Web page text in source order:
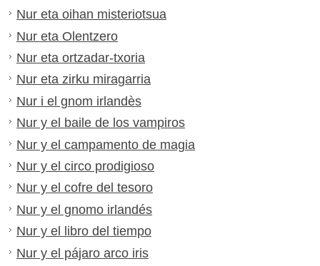
Nur eta oihan misteriotsua
Nur eta Olentzero
Nur eta ortzadar-txoria
Nur eta zirku miragarria
Nur i el gnom irlandès
Nur y el baile de los vampiros
Nur y el campamento de magia
Nur y el circo prodigioso
Nur y el cofre del tesoro
Nur y el gnomo irlandés
Nur y el libro del tiempo
Nur y el pájaro arco iris